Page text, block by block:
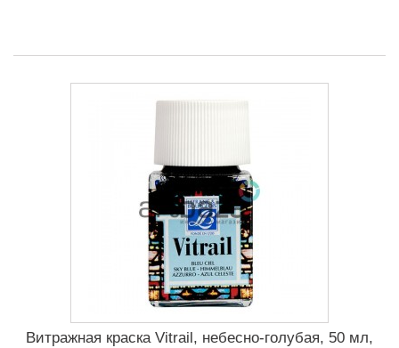
Витражная краска Vitrail, небесно-голубая, 50 мл,